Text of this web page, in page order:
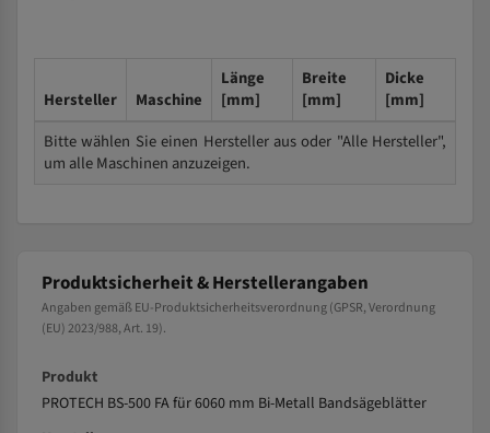
Hersteller Maschine
Länge
[mm]
Breite
[mm]
Dicke
[mm]
Bitte wählen Sie einen Hersteller aus oder "Alle Hersteller",
um alle Maschinen anzuzeigen.
Produktsicherheit & Herstellerangaben
Angaben gemäß EU-Produktsicherheitsverordnung (GPSR, Verordnung
(EU) 2023/988, Art. 19).
Produkt
PROTECH BS-500 FA für 6060 mm Bi-Metall Bandsägeblätter